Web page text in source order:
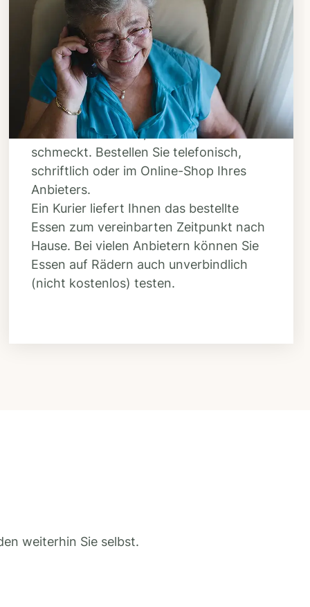
Schritt 3
Bestellen & liefern
lassen
Suchen Sie sich aus dem Speiseplan
Ihres Anbieters aus, was Ihnen
schmeckt. Bestellen Sie telefonisch,
schriftlich oder im Online-Shop Ihres
Anbieters.
Ein Kurier liefert Ihnen das bestellte
Essen zum vereinbarten Zeitpunkt nach
Hause. Bei vielen Anbietern können Sie
Essen auf Rädern auch unverbindlich
(nicht kostenlos) testen.
weiterhin Sie selbst.